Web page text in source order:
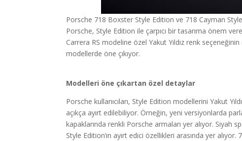
Porsche 718 Boxster Style Edition ve 718 Cayman
Porsche, Style Edition ile çarpıcı bir tasarıma önem
Carrera RS modeline özel Yakut Yıldız renk
modellerde öne çıkıyor.
Modelleri öne çıkartan özel detaylar
Porsche kullanıcıları, Style Edition modellerini Yakut
açıkça ayırt edilebiliyor. Örneğin, yeni versiyonlarda
kapaklarında renkli Porsche armaları yer alıyor. Siyah
Style Edition’ın ayırt edici özellikleri arasında yer